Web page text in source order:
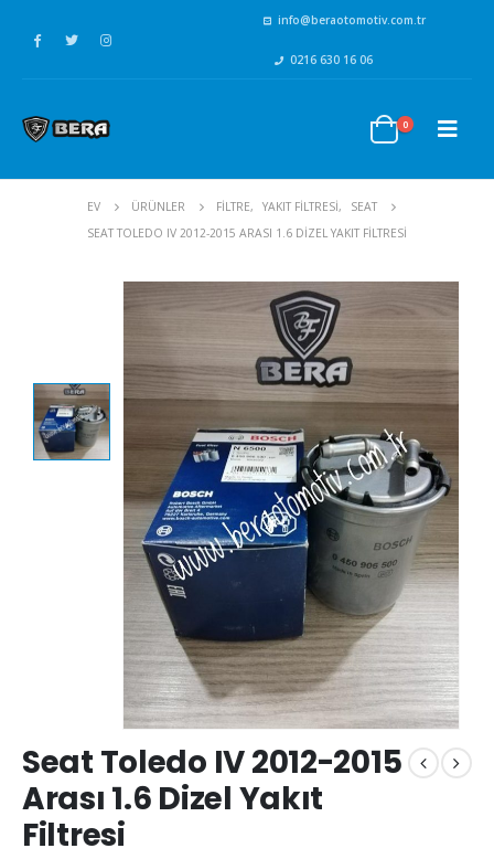
info@beraotomotiv.com.tr
0216 630 16 06
0
EV ÜRÜNLER FİLTRE, YAKIT FİLTRESİ,
SEAT
SEAT TOLEDO IV 2012-2015 ARASI 1.6 DIZEL YAKIT FILTRESI
Seat Toledo IV 2012-2015
Arası 1.6 Dizel Yakıt
Filtresi